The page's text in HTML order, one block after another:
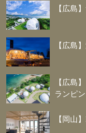
【広島
【広島
【広島
ランピ
【岡山